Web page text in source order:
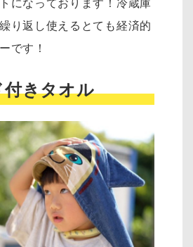
になっております！冷蔵庫
り返し使えるとても経済的
です！
きタオル